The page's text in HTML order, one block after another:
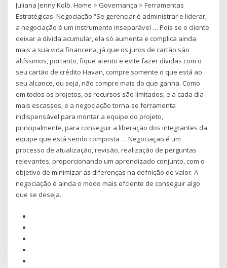
Juliana Jenny Kolb. Home > Governança > Ferramentas
Estratégicas. Negociação “Se gerenciar é administrar e liderar,
a negociação é um instrumento inseparável … Pois se o cliente
deixar a dívida acumular, ela só aumenta e complica ainda
mais a sua vida financeira, já que os juros de cartão são
altíssimos, portanto, fique atento e evite fazer dívidas com o
seu cartão de crédito Havan, compre somente o que está ao
seu alcance, ou seja, não compre mais do que ganha. Como
em todos os projetos, os recursos são limitados, e a cada dia
mais escassos, e a negociação torna-se ferramenta
indispensável para montar a equipe do projeto,
principalmente, para conseguir a liberação dos integrantes da
equipe que está sendo composta … Negociação é um
processo de atualização, revisão, realização de perguntas
relevantes, proporcionando um aprendizado conjunto, com o
objetivo de minimizar as diferenças na defnição de valor. A
negociação é ainda o modo mais efciente de conseguir algo
que se deseja.